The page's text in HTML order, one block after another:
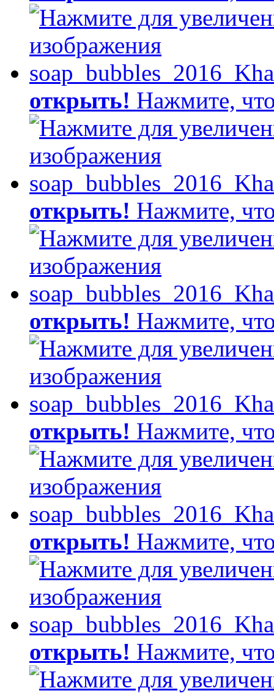
открыть! Нажмите,
открыть! Нажмите,
открыть! Нажмите,
открыть! Нажмите,
открыть! Нажмите,
открыть! Нажмите,